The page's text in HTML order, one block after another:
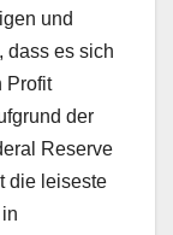
und
dass es sich
Profit
der
Reserve
die leiseste